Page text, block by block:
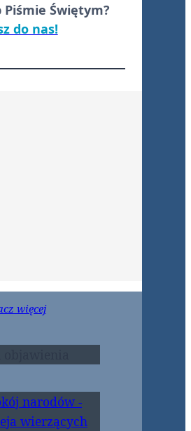
Piśmie Świętym?
do nas!
więcej
narodów -
wierzących